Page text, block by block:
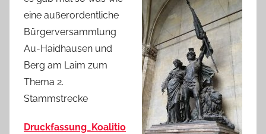
eine außerordentliche
Bürgerversammlung
Au-Haidhausen und
Berg am Laim zum
Thema 2.
Stammstrecke
Druckfassung_Koalitio